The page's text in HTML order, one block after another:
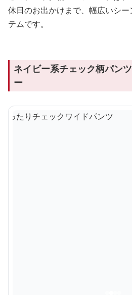
休日のお出かけまで、幅広いシ
テムです。
ネイビー系チェック柄パン
ー